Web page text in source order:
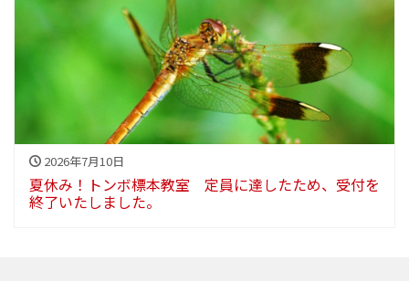
2026年7月10日
夏休み！トンボ標本教室 定員に達したため、受付を
終了いたしました。